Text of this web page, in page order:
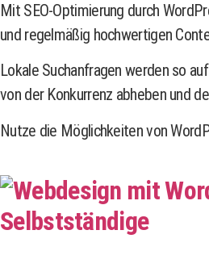
Mit SEO-Optimierung durch
und regelmäßig hochwertigen
Lokale Suchanfragen werden so
von der Konkurrenz abheben und
Nutze die Möglichkeiten von